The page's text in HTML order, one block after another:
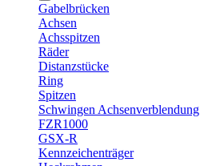
Gabelbrücken
Achsen
Achsspitzen
Räder
Distanzstücke
Ring
Spitzen
Schwingen Achsenverblendung
FZR1000
GSX-R
Kennzeichenträger